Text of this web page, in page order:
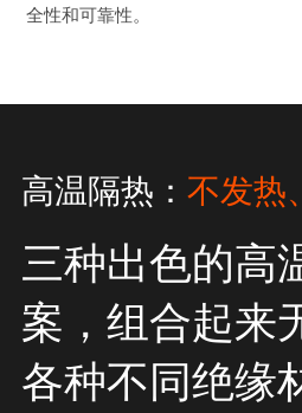
全性和可靠性。
高温隔热： 不发热
三种出色的高
案，组合起来
各种不同绝缘